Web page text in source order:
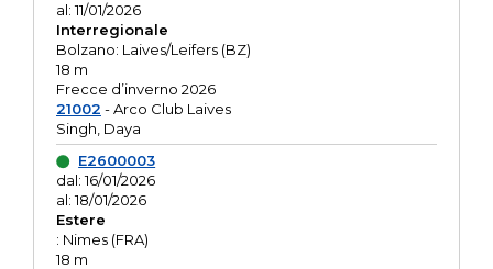
al: 11/01/2026
Interregionale
Bolzano: Laives/Leifers (BZ)
18 m
Frecce d’inverno 2026
21002 - Arco Club Laives
Singh, Daya
E2600003
dal: 16/01/2026
al: 18/01/2026
Estere
: Nimes (FRA)
18 m